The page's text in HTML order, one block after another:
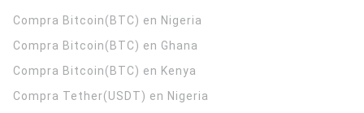
Compra Bitcoin(BTC) en Nigeria
Compra Bitcoin(BTC) en Ghana
Compra Bitcoin(BTC) en Kenya
Compra Tether(USDT) en Nigeria